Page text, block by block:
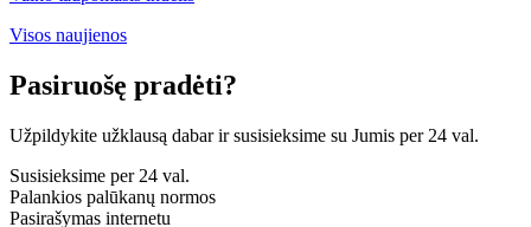
Visos naujienos
Pasiruošę pradėti?
Užpildykite užklausą dabar ir susisieksime su Jumis per 24 val.
Susisieksime per 24 val.
Palankios palūkanų normos
Pasirašymas internetu